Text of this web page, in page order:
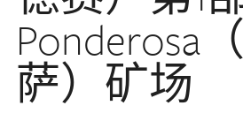
Ponderosa
萨）矿场